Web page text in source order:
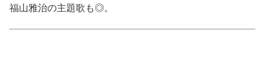
福山雅治の主題歌も◎。